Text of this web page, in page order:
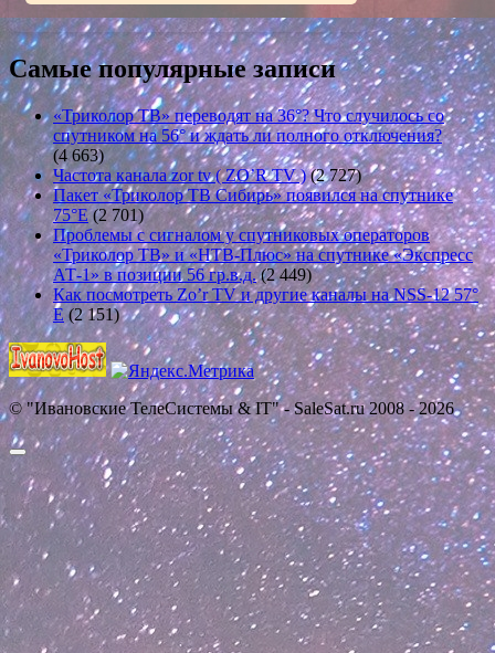
Самые популярные записи
«Триколор ТВ» переводят на 36°? Что случилось со
спутником на 56° и ждать ли полного отключения?
(4 663)
Частота канала zor tv ( ZO’R TV ) (2 727)
Пакет «Триколор ТВ Сибирь» появился на спутнике
75°E (2 701)
Проблемы с сигналом у спутниковых операторов
«Триколор ТВ» и «НТВ-Плюс» на спутнике «Экспресс
АТ-1» в позиции 56 гр.в.д. (2 449)
Как посмотреть Zo’r TV и другие каналы на NSS-12 57°
E (2 151)
© "Ивановские ТелеСистемы & IT" - SaleSat.ru 2008 - 2026
Прокрутить
вверх